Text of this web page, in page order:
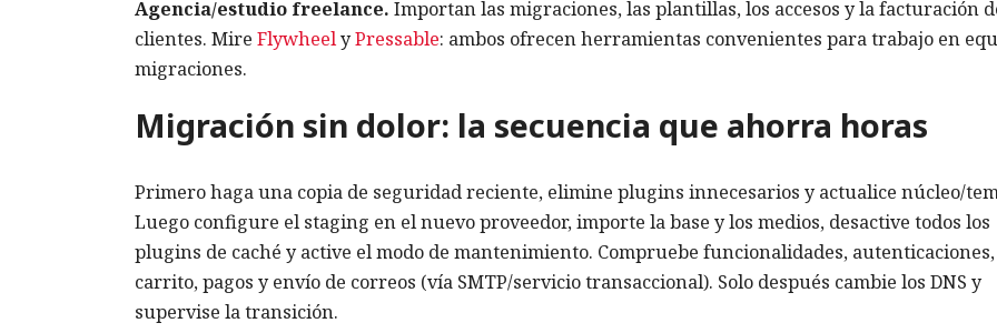
Agencia/estudio freelance. Importan las migraciones, las plantillas, los accesos y la facturación
clientes. Mire FlywheelyPressable: ambos ofrecen herramientas convenientes para trabajo en
migraciones.
Migración sin dolor: la secuencia que ahorra horas
Primero haga una copia de seguridad reciente, elimine plugins innecesarios y actualice núcleo/
Luego configure el staging en el nuevo proveedor, importe la base y los medios, desactive todos los
plugins de caché y active el modo de mantenimiento. Compruebe funcionalidades, autenticaciones,
carrito, pagos y envío de correos (vía SMTP/servicio transaccional). Solo después cambie los DNS y
supervise la transición.